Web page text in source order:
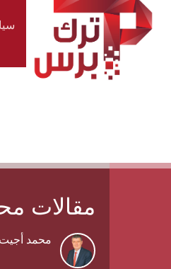
مقالات
محمد أجيت